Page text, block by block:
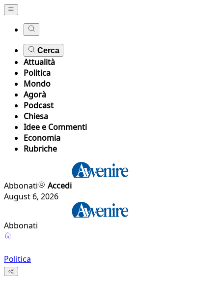
Cerca
Attualità
Politica
Mondo
Agorà
Podcast
Chiesa
Idee e Commenti
Economia
Rubriche
Abbonati
Accedi
August 6, 2026
Abbonati
Politica